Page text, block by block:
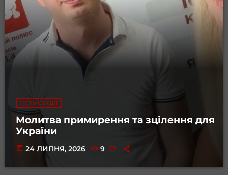
ГІСТЬ СТУДІЇ
Молитва примирення та зцілення для
України
today 24 ЛИПНЯ, 2026 9